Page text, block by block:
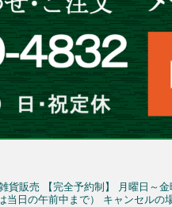
貨販売 【完全予約制】 月曜日～
日の午前中まで） キャンセルの